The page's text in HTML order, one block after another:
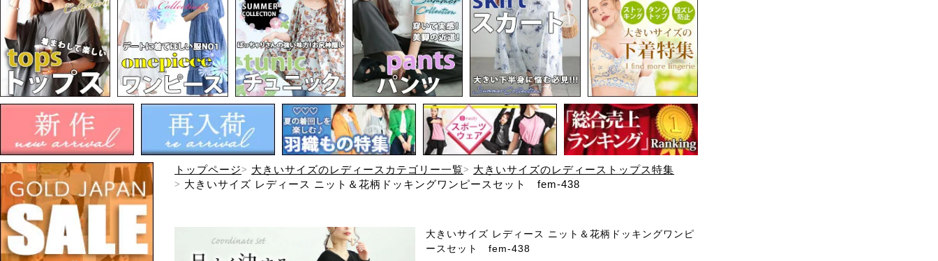
トップページ 大きいサイズのレディースカテゴリー一覧
大きいサイズのレディーストップス特集
大きいサイズ レディース ニット＆花柄ドッキングワンピースセット fem-438
大きいサイズ レディース ニット＆花柄ドッキングワンピ
ースセット fem-438